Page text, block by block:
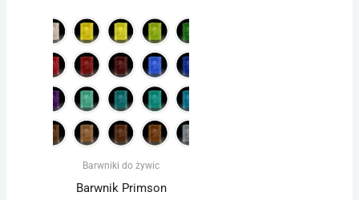
Barwniki do żywic
Barwnik Primson
Zakres
cen:
24,60 zł
do
1230,00 zł
Ten
produkt
ma
wiele
wariantów.
Opcje